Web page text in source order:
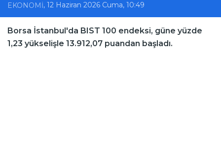
EKONOMİ, 12 Haziran 2026 Cuma, 10:49
Borsa İstanbul'da BIST 100 endeksi, güne yüzde
1,23 yükselişle 13.912,07 puandan başladı.